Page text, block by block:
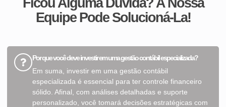
Equipe Pode Solucioná-La!
Por que você deve investir em uma gestão contábil especializada?
Em suma, investir em uma gestão contábil
especializada é essencial para ter controle financeiro
sólido. Afinal, com análises detalhadas e suporte
personalizado, você tomará decisões estratégicas com